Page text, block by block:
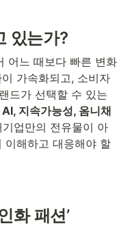
있는가?
어느 때보다 빠른 변화
가속화되고, 소비자
드가 선택할 수 있는
AI, 지속가능성, 옴니채
업만의 전유물이 아
이해하고 대응해야 할
화 패션’